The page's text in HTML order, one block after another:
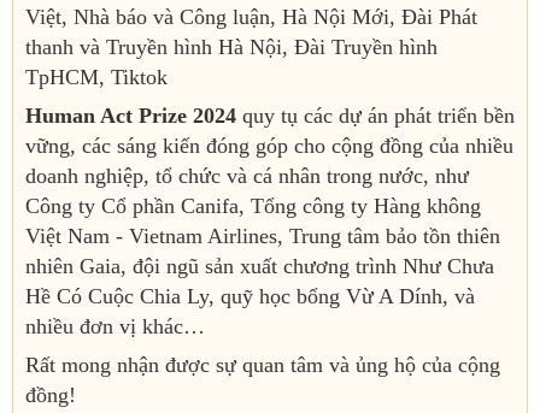
Việt, Nhà báo và Công luận, Hà Nội Mới, Đài Phát
thanh và Truyền hình Hà Nội, Đài Truyền hình
TpHCM, Tiktok
Human Act Prize 2024 quy tụ các dự án phát triển bền
vững, các sáng kiến đóng góp cho cộng đồng của nhiều
doanh nghiệp, tổ chức và cá nhân trong nước, như
Công ty Cổ phần Canifa, Tổng công ty Hàng không
Việt Nam - Vietnam Airlines, Trung tâm bảo tồn thiên
nhiên Gaia, đội ngũ sản xuất chương trình Như Chưa
Hề Có Cuộc Chia Ly, quỹ học bổng Vừ A Dính, và
nhiều đơn vị khác…
Rất mong nhận được sự quan tâm và ủng hộ của cộng
đồng!